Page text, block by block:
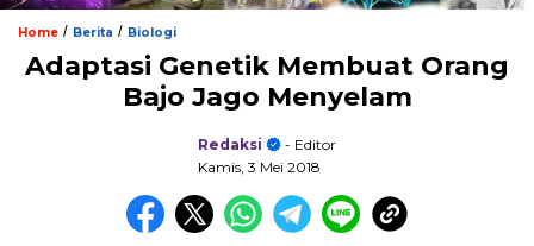
Home / Berita / Biologi
Adaptasi Genetik Membuat Orang
Bajo Jago Menyelam
Redaksi
- Editor
Kamis, 3 Mei 2018